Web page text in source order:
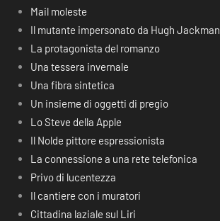
Mail moleste
Il mutante impersonato da Hugh Jackman
La protagonista del romanzo
Una tessera invernale
Una fibra sintetica
Un insieme di oggetti di pregio
Lo Steve della Apple
Il Nolde pittore espressionista
La connessione a una rete telefonica
Privo di lucentezza
Il cantiere con i muratori
Cittadina laziale sul Liri